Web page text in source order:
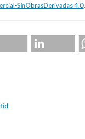
SinObrasDerivadas 4.0.